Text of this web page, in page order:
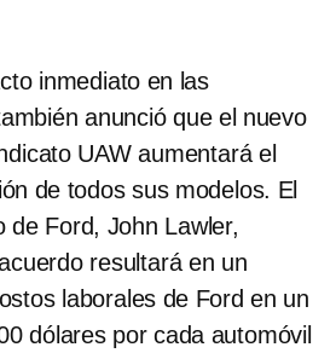
inmediato en las
anunció que el nuevo
UAW aumentará el
de todos sus modelos. El
de Ford, John Lawler,
resultará en un
laborales de Ford en un
dólares por cada automóvil